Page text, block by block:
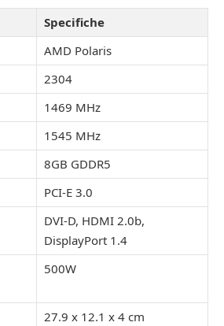
Specifiche
AMD Polaris
2304
1469 MHz
1545 MHz
8GB GDDR5
PCI-E 3.0
DVI-D, HDMI 2.0b,
DisplayPort 1.4
500W
27.9 x 12.1 x 4 cm